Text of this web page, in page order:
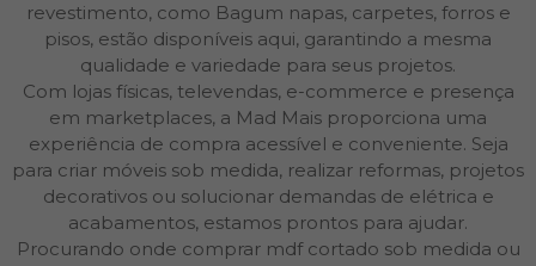
revestimento, como Bagum napas, carpetes, forros e
pisos, estão disponíveis aqui, garantindo a mesma
qualidade e variedade para seus projetos.
Com lojas físicas, televendas, e-commerce e presença
em marketplaces, a Mad Mais proporciona uma
experiência de compra acessível e conveniente. Seja
para criar móveis sob medida, realizar reformas, projetos
decorativos ou solucionar demandas de elétrica e
acabamentos, estamos prontos para ajudar.
Procurando onde comprar mdf cortado sob medida ou